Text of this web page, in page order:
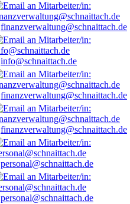
finanzverwaltung@schnaittach.de
info@schnaittach.de
finanzverwaltung@schnaittach.de
finanzverwaltung@schnaittach.de
personal@schnaittach.de
personal@schnaittach.de